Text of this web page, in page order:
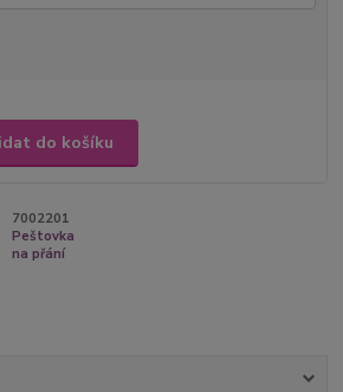
do košíku
7002201
Peštovka
na přání